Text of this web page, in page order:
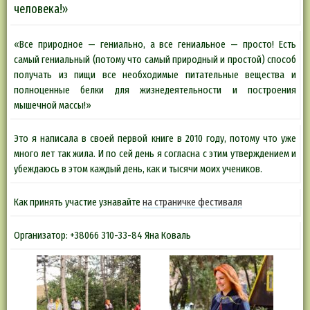
человека!»
«Все природное — гениально, а все гениальное — просто! Есть
самый гениальный (потому что самый природный и простой) способ
получать из пищи все необходимые питательные вещества и
полноценные белки для жизнедеятельности и построения
мышечной массы!»
Это я написала в своей первой книге в 2010 году, потому что уже
много лет так жила. И по сей день я согласна с этим утверждением и
убеждаюсь в этом каждый день, как и тысячи моих учеников.
Как принять участие узнавайте на страничке фестиваля
Организатор: +38066 310-33-84 Яна Коваль